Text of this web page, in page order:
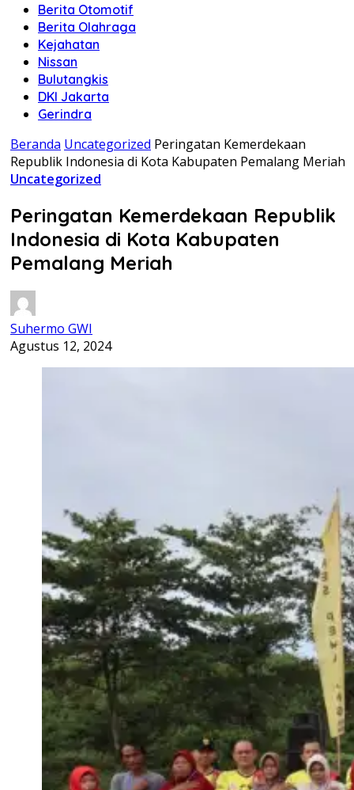
Berita Otomotif
Berita Olahraga
Kejahatan
Nissan
Bulutangkis
DKI Jakarta
Gerindra
Beranda Uncategorized Peringatan Kemerdekaan
Republik Indonesia di Kota Kabupaten Pemalang Meriah
Uncategorized
Peringatan Kemerdekaan Republik
Indonesia di Kota Kabupaten
Pemalang Meriah
Suhermo GWI
Agustus 12, 2024